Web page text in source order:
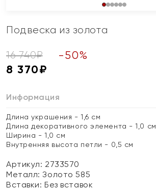
Подвеска из золота
16 740₽ -50%
8 370₽
Информация
Длина украшения - 1,6 см
Длина декоративного элемента - 1,0 см
Ширина - 1,0 см
Внутренняя высота петли - 0,5 см
Артикул: 2733570
Металл:Золото 585
Вставки:Без вставок